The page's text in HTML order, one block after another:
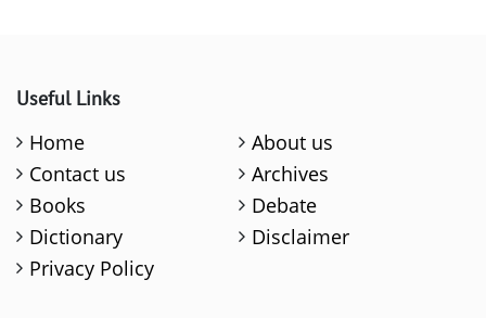
Useful Links
Home
About us
Contact us
Archives
Books
Debate
Dictionary
Disclaimer
Privacy Policy